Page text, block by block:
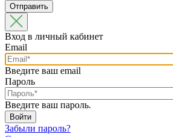
Вход в личный кабинет
Email
Введите ваш email
Пароль
Введите ваш пароль.
Забыли пароль?